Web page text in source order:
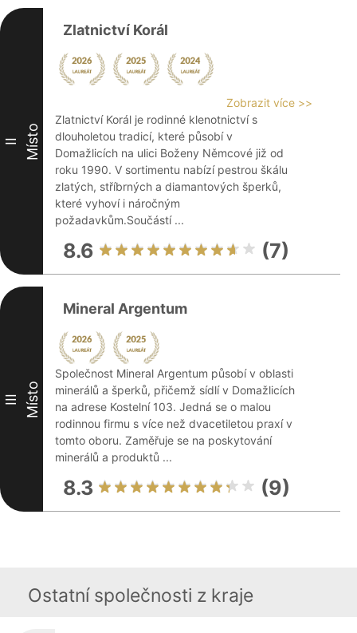
II Místo
Zlatnictví Korál
Zobrazit více >>
Zlatnictví Korál je rodinné klenotnictví s
dlouholetou tradicí, které působí v
Domažlicích na ulici Boženy Němcové již od
roku 1990. V sortimentu nabízí pestrou škálu
zlatých, stříbrných a diamantových šperků,
které vyhoví i náročným
požadavkům.Součástí ...
8.6 (7)
III Místo
Mineral Argentum
Společnost Mineral Argentum působí v oblasti
minerálů a šperků, přičemž sídlí v Domažlicích
na adrese Kostelní 103. Jedná se o malou
rodinnou firmu s více než dvacetiletou praxí v
tomto oboru. Zaměřuje se na poskytování
minerálů a produktů ...
8.3 (9)
Ostatní společnosti z kraje